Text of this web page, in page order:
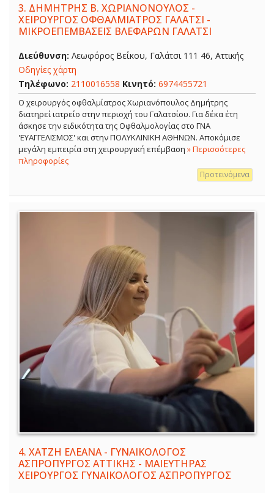
3. ΔΗΜΗΤΡΗΣ Β. ΧΩΡΙΑΝΟΝΟΥΛΟΣ -
ΧΕΙΡΟΥΡΓΟΣ ΟΦΘΑΛΜΙΑΤΡΟΣ ΓΑΛΑΤΣΙ -
ΜΙΚΡΟΕΠΕΜΒΑΣΕΙΣ ΒΛΕΦΑΡΩΝ ΓΑΛΑΤΣΙ
Διεύθυνση: Λεωφόρος Βεΐκου, Γαλάτσι 111 46, Αττικής
Οδηγίες χάρτη
Τηλέφωνο: 2110016558 Κινητό: 6974455721
Ο χειρουργός οφθαλμίατρος Χωριανόπουλος Δημήτρης
διατηρεί ιατρείο στην περιοχή του Γαλατσίου. Για δέκα έτη
άσκησε την ειδικότητα της Οφθαλμολογίας στο ΓΝΑ
'ΕΥΑΓΓΕΛΙΣΜΟΣ' και στην ΠΟΛΥΚΛΙΝΙΚΗ ΑΘΗΝΩΝ. Αποκόμισε
μεγάλη εμπειρία στη χειρουργική επέμβαση » Περισσότερες
πληροφορίες
Προτεινόμενα
4. ΧΑΤΖΗ ΕΛΕΑΝΑ - ΓΥΝΑΙΚΟΛΟΓΟΣ
ΑΣΠΡΟΠΥΡΓΟΣ ΑΤΤΙΚΗΣ - ΜΑΙΕΥΤΗΡΑΣ
ΧΕΙΡΟΥΡΓΟΣ ΓΥΝΑΙΚΟΛΟΓΟΣ ΑΣΠΡΟΠΥΡΓΟΣ